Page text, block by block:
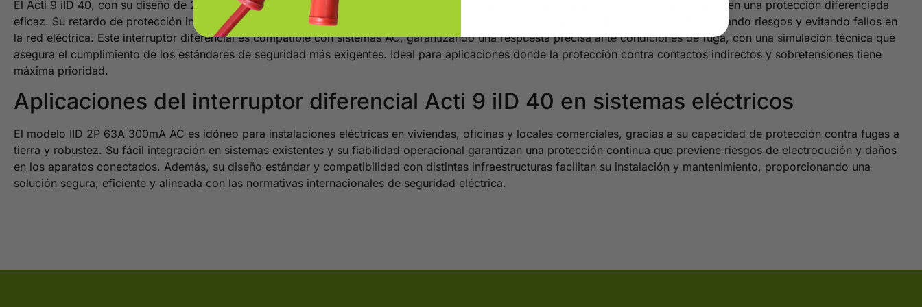
El Acti 9 iID 40, con su diseño de 2 polos y posición de neutro a la izquierda, está especialmente diseñado para instalaciones que requieren una protección diferenciada
eficaz. Su retardo de protección instantáneo permite una desconexión rápida en caso de detección de fugas a tierra de 300 mA, minimizando riesgos y evitando fallos en
la red eléctrica. Este interruptor diferencial es compatible con sistemas AC, garantizando una respuesta precisa ante condiciones de fuga, con una simulación técnica que
asegura el cumplimiento de los estándares de seguridad más exigentes. Ideal para aplicaciones donde la protección contra contactos indirectos y sobretensiones tiene
máxima prioridad.
Aplicaciones del interruptor diferencial Acti 9 iID 40 en sistemas eléctricos
El modelo IID 2P 63A 300mA AC es idóneo para instalaciones eléctricas en viviendas, oficinas y locales comerciales, gracias a su capacidad de protección contra fugas a
tierra y robustez. Su fácil integración en sistemas existentes y su fiabilidad operacional garantizan una protección continua que previene riesgos de electrocución y daños
en los aparatos conectados. Además, su diseño estándar y compatibilidad con distintas infraestructuras facilitan su instalación y mantenimiento, proporcionando una
solución segura, eficiente y alineada con las normativas internacionales de seguridad eléctrica.